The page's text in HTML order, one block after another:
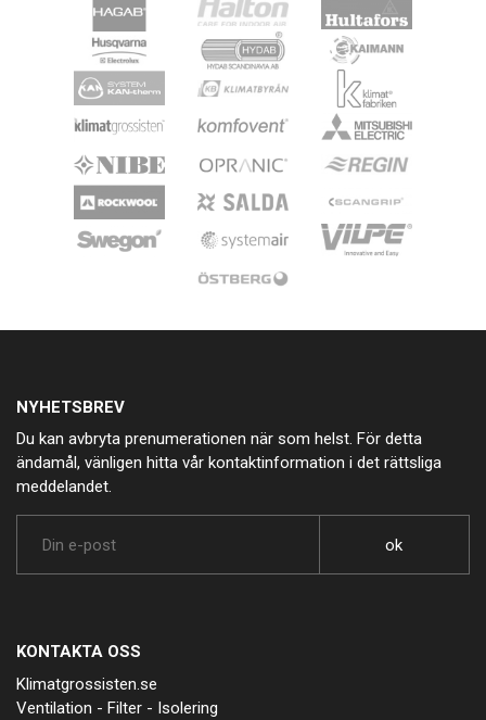
NYHETSBREV
Du kan avbryta prenumerationen när som helst. För detta
ändamål, vänligen hitta vår kontaktinformation i det rättsliga
meddelandet.
KONTAKTA OSS
Klimatgrossisten.se
Ventilation - Filter - Isolering